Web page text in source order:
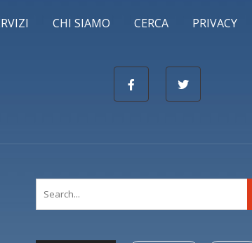
CHI SIAMO CERCA PRIVACY